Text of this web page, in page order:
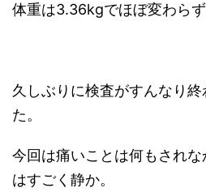
体重は3.36kgでほぼ変わらず
久しぶりに検査がすんなり
た。
今回は痛いことは何もされ
はすごく静か。